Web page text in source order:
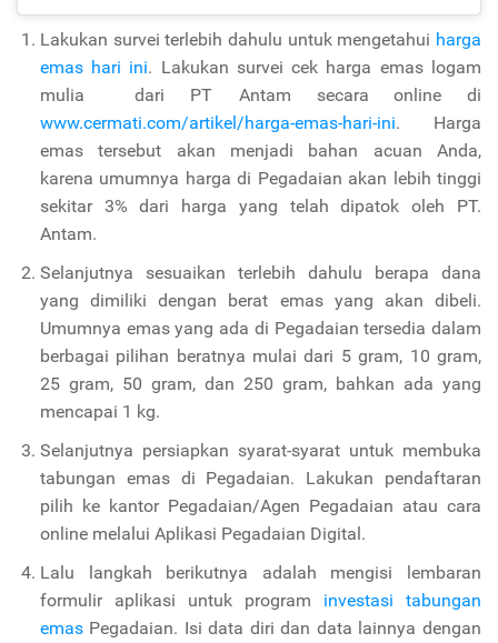
Lakukan survei terlebih dahulu untuk mengetahui harga
emas hari ini. Lakukan survei cek harga emas logam
mulia dari PT Antam secara online di
www.cermati.com/artikel/harga-emas-hari-ini. Harga
emas tersebut akan menjadi bahan acuan Anda,
karena umumnya harga di Pegadaian akan lebih tinggi
sekitar 3% dari harga yang telah dipatok oleh PT.
Antam.
Selanjutnya sesuaikan terlebih dahulu berapa dana
yang dimiliki dengan berat emas yang akan dibeli.
Umumnya emas yang ada di Pegadaian tersedia dalam
berbagai pilihan beratnya mulai dari 5 gram, 10 gram,
25 gram, 50 gram, dan 250 gram, bahkan ada yang
mencapai 1 kg.
Selanjutnya persiapkan syarat-syarat untuk membuka
tabungan emas di Pegadaian. Lakukan pendaftaran
pilih ke kantor Pegadaian/Agen Pegadaian atau cara
online melalui Aplikasi Pegadaian Digital.
Lalu langkah berikutnya adalah mengisi lembaran
formulir aplikasi untuk program investasi tabungan
emasPegadaian. Isi data diri dan data lainnya dengan